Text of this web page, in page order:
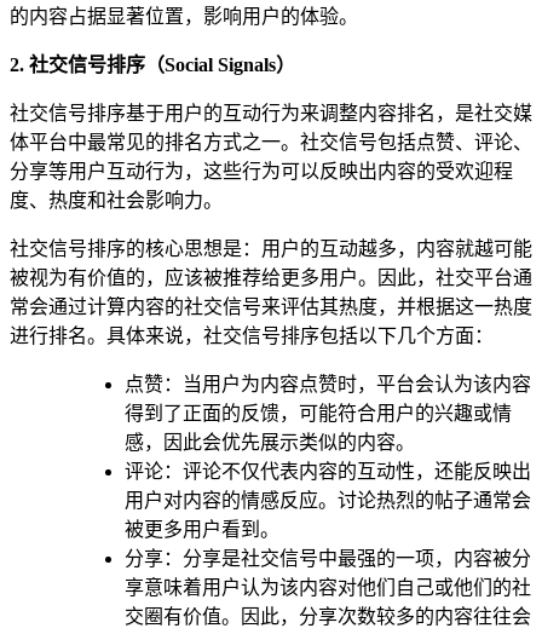
的内容占据显著位置，影响用户的体验。
2. 社交信号排序（Social Signals）
社交信号排序基于用户的互动行为来调整内容排名，是社交媒
体平台中最常见的排名方式之一。社交信号包括点赞、评论、
分享等用户互动行为，这些行为可以反映出内容的受欢迎程
度、热度和社会影响力。
社交信号排序的核心思想是：用户的互动越多，内容就越可能
被视为有价值的，应该被推荐给更多用户。因此，社交平台通
常会通过计算内容的社交信号来评估其热度，并根据这一热度
进行排名。具体来说，社交信号排序包括以下几个方面：
点赞：当用户为内容点赞时，平台会认为该内容
得到了正面的反馈，可能符合用户的兴趣或情
感，因此会优先展示类似的内容。
评论：评论不仅代表内容的互动性，还能反映出
用户对内容的情感反应。讨论热烈的帖子通常会
被更多用户看到。
分享：分享是社交信号中最强的一项，内容被分
享意味着用户认为该内容对他们自己或他们的社
交圈有价值。因此，分享次数较多的内容往往会